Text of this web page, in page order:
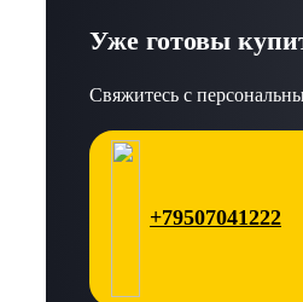
Уже готовы
Свяжитесь с
+79507041222